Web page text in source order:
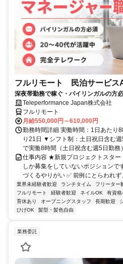
フルリモート 民泊サービス
深夜帯勤務で稼ぐ・バイリンガルの方
Teleperformance Japan株式会社
フルリモート
月給550,000円～610,000円
勤務時間詳細 実働時間：1日あたり
り21日 ▼シフト制：土日祝日含む
で実働8時間（土日祝含む週5日勤務
仕事内容 ★新規プロジェクトスター
しか募集をしていないポジションで
づくるやりがい ✅ 前例にとらわれ
業界未経験者歓迎 ランチタイム フリーター
フルリモート
経験者歓迎 ネイルOK 有資格
育休あり
オープニングスタッフ 長期歓迎
ひげOK
髪型・髪色自由
業務委託